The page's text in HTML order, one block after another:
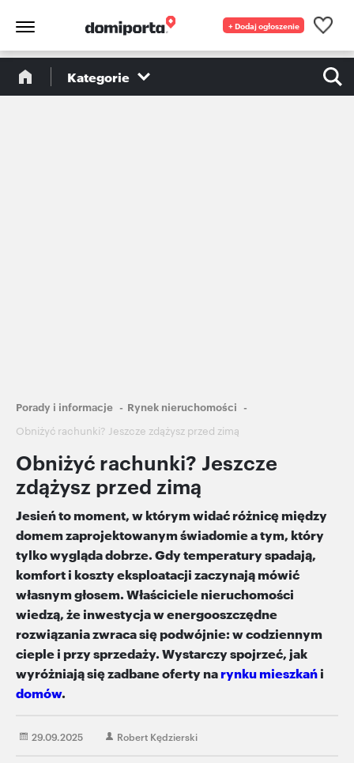
+ Dodaj ogłoszenie
Kategorie
Ścieżka
nawigacyjna
Porady i informacje
Rynek nieruchomości
Obniżyć rachunki? Jeszcze zdążysz przed zimą
Obniżyć rachunki? Jeszcze
zdążysz przed zimą
Jesień to moment, w którym widać różnicę między
domem zaprojektowanym świadomie a tym, który
tylko wygląda dobrze. Gdy temperatury spadają,
komfort i koszty eksploatacji zaczynają mówić
własnym głosem. Właściciele nieruchomości
wiedzą, że inwestycja w energooszczędne
rozwiązania zwraca się podwójnie: w codziennym
cieple i przy sprzedaży. Wystarczy spojrzeć, jak
wyróżniają się zadbane oferty narynku mieszkańi
domów.
29.09.2025 Robert Kędzierski